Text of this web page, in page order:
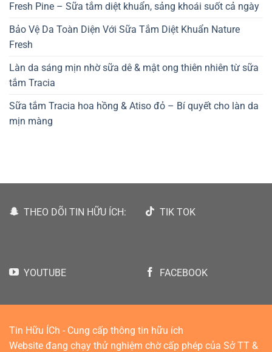
Fresh Pine – Sữa tắm diệt khuẩn, sảng khoái suốt cả ngày
Bảo Vệ Da Toàn Diện Với Sữa Tắm Diệt Khuẩn Nature
Fresh
Làn da sáng mịn nhờ sữa dê & mật ong thiên nhiên từ sữa
tắm Tracia
Sữa tắm Tracia hoa hồng & Atiso đỏ – Bí quyết cho làn da
mịn màng
THEO DÕI TIN HỮU ÍCH: TIK TOK
YOUTUBE FACEBOOK
Tin Hữu ÍCh - Cung cấp thông tin hữu ích
Website đang chạy thử nghiệm chờ cấp phép của Sở TT &